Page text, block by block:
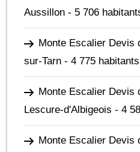
Aussillon - 5 706
Monte Escalier Devis
sur-Tarn - 4 775 habitants
Monte Escalier Devis
Lescure-d'Albigeois - 4
Monte Escalier Devis